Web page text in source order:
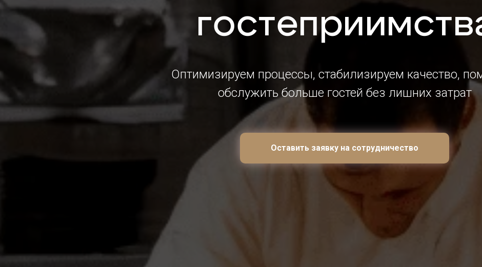
Оптимизируем процессы, стабилизируем качество,
обслужить больше гостей без лишних затрат
Оставить заявку на сотрудничество